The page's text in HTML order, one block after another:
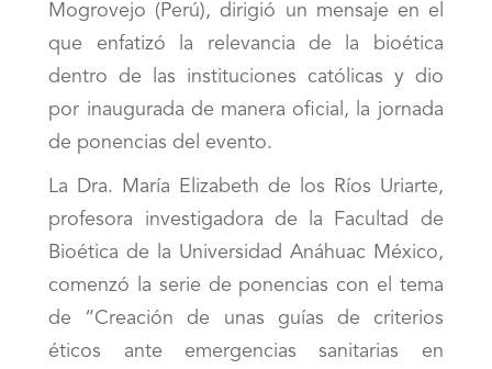
Mogrovejo (Perú), dirigió un mensaje en el
que enfatizó la relevancia de la bioética
dentro de las instituciones católicas y dio
por inaugurada de manera oficial, la jornada
de ponencias del evento.
La Dra. María Elizabeth de los Ríos Uriarte,
profesora investigadora de la Facultad de
Bioética de la Universidad Anáhuac México,
comenzó la serie de ponencias con el tema
de “Creación de unas guías de criterios
éticos ante emergencias sanitarias en